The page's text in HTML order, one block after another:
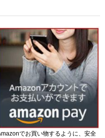
でお買い物するように、安全